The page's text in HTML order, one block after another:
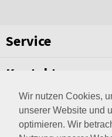
Wir nutzen Cookies,
unserer Website und
optimieren. Wir
Service
Kontakt